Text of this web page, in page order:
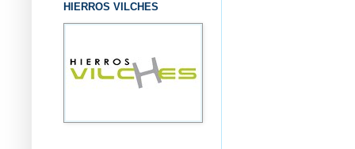
HIERROS VILCHES